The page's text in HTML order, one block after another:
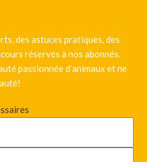
des astuces pratiques, des
réservés à nos abonnés.
passionnée d’animaux et ne